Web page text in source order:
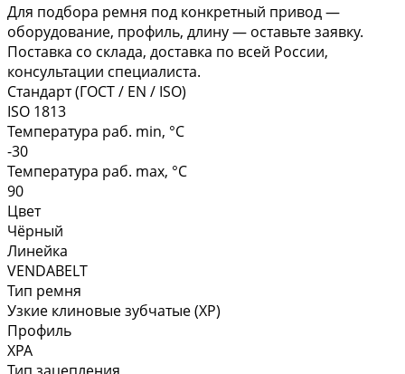
Для подбора ремня под конкретный привод —
оборудование, профиль, длину — оставьте заявку.
Поставка со склада, доставка по всей России,
консультации специалиста.
Стандарт (ГОСТ / EN / ISO)
ISO 1813
Температура раб. min, °C
-30
Температура раб. max, °C
90
Цвет
Чёрный
Линейка
VENDABELT
Тип ремня
Узкие клиновые зубчатые (XP)
Профиль
XPA
Тип зацепления